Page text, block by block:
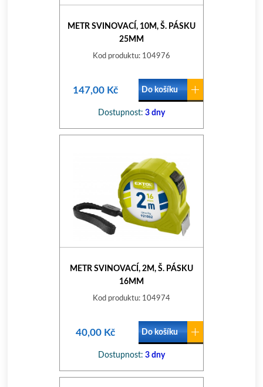
METR SVINOVACÍ, 10M, Š. PÁSKU
25MM
Kod produktu: 104976
147,00 Kč Do košíku
Dostupnost: 3 dny
METR SVINOVACÍ, 2M, Š. PÁSKU
16MM
Kod produktu: 104974
40,00 Kč Do košíku
Dostupnost: 3 dny